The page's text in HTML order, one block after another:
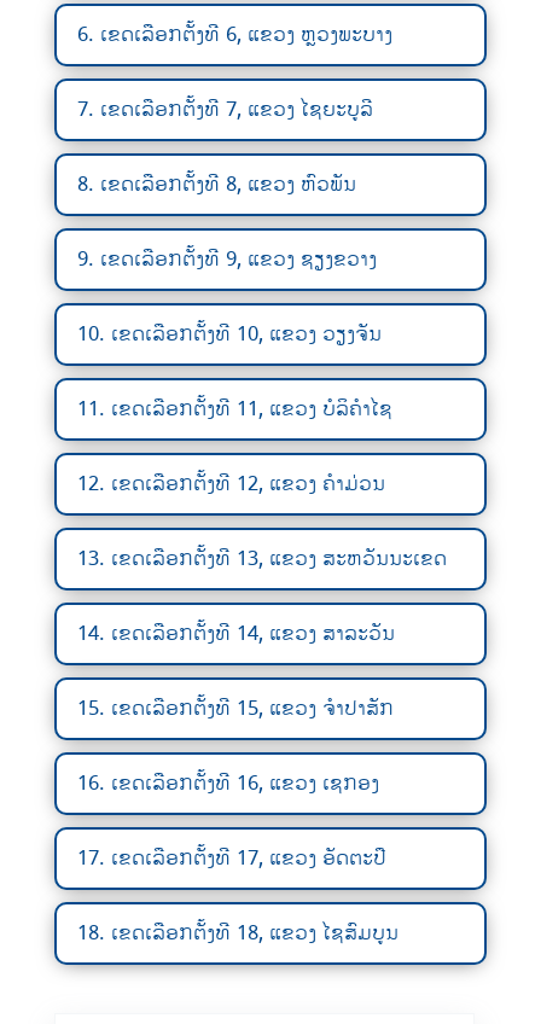
6. ເຂດເລືອກຕັ້ງທີ 6, ແຂວງ ຫຼວງພະບາງ
7. ເຂດເລືອກຕັ້ງທີ 7, ແຂວງ ໄຊຍະບູລີ
8. ເຂດເລືອກຕັ້ງທີ 8, ແຂວງ ຫົວພັນ
9. ເຂດເລືອກຕັ້ງທີ 9, ແຂວງ ຊຽງຂວາງ
10. ເຂດເລືອກຕັ້ງທີ 10, ແຂວງ ວຽງຈັນ
11. ເຂດເລືອກຕັ້ງທີ 11, ແຂວງ ບໍລິຄຳໄຊ
12. ເຂດເລືອກຕັ້ງທີ 12, ແຂວງ ຄຳມ່ວນ
13. ເຂດເລືອກຕັ້ງທີ 13, ແຂວງ ສະຫວັນນະເຂດ
14. ເຂດເລືອກຕັ້ງທີ 14, ແຂວງ ສາລະວັນ
15. ເຂດເລືອກຕັ້ງທີ 15, ແຂວງ ຈຳປາສັກ
16. ເຂດເລືອກຕັ້ງທີ 16, ແຂວງ ເຊກອງ
17. ເຂດເລືອກຕັ້ງທີ 17, ແຂວງ ອັດຕະປື
18. ເຂດເລືອກຕັ້ງທີ 18, ແຂວງ ໄຊສົມບູນ